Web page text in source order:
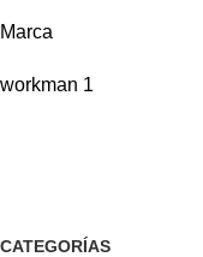
Marca
workman 1
CATEGORÍAS